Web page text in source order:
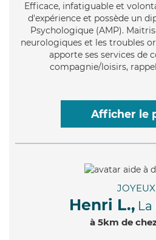
Efficace, infatiguable et
d'expérience et possède un
Psychologique (AMP).
neurologiques et les troubles
apporte ses services de
compagnie/loisirs,
Afficher le
JOYEUX
Henri L.,
à 5km de